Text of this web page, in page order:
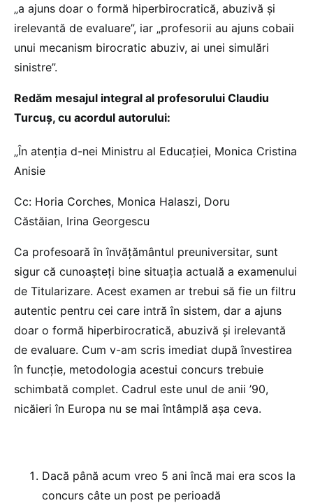
„a ajuns doar o formă hiperbirocratică, abuzivă şi
irelevantă de evaluare”, iar „profesorii au ajuns cobaii
unui mecanism birocratic abuziv, ai unei simulări
sinistre”.
Redăm mesajul integral al profesorului Claudiu
Turcuș, cu acordul autorului:
„În atenţia d-nei Ministru al Educaţiei, Monica Cristina
Anisie
Cc: Horia Corches, Monica Halaszi, Doru
Căstăian, Irina Georgescu
Ca profesoară în învăţământul preuniversitar, sunt
sigur că cunoaşteţi bine situaţia actuală a examenului
de Titularizare. Acest examen ar trebui să fie un filtru
autentic pentru cei care intră în sistem, dar a ajuns
doar o formă hiperbirocratică, abuzivă şi irelevantă
de evaluare. Cum v-am scris imediat după învestirea
în funcţie, metodologia acestui concurs trebuie
schimbată complet. Cadrul este unul de anii ’90,
nicăieri în Europa nu se mai întâmplă aşa ceva.
Dacă până acum vreo 5 ani încă mai era scos la
concurs câte un post pe perioadă